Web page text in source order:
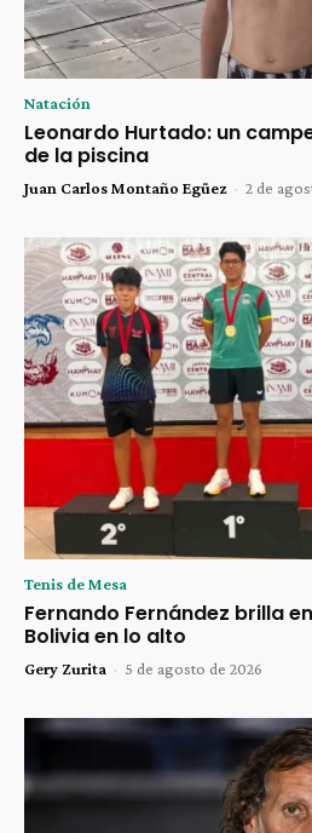
Natación
Leonardo Hurtado: un
de la piscina
Juan Carlos Montaño Egüez - 2 de
Tenis de Mesa
Fernando Fernández brilla
Bolivia en lo alto
Gery Zurita - 5 de agosto de 2026